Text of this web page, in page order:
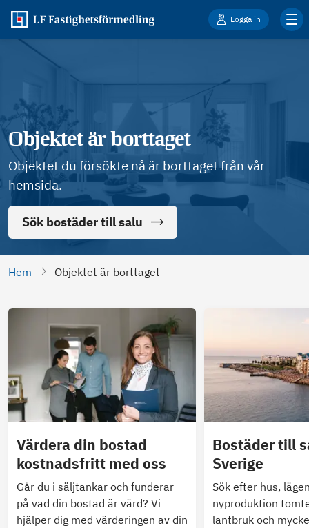
Logga in
Objektet är borttaget
Objektet du försökte nå är borttaget från vår
hemsida.
Sök bostäder till salu
Hem Objektet är borttaget
Värdera din bostad
kostnadsfritt med oss
Går du i säljtankar och funderar
på vad din bostad är värd? Vi
hjälper dig med värderingen av din
Bostäder till
Sverige
Sök efter hus,
nyproduktion
lantbruk och